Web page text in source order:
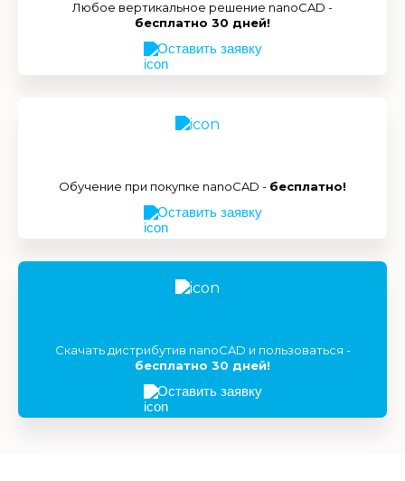
Любое вертикальное решение nanoCAD -
бесплатно 30 дней!
Оставить заявку
Обучение при покупке nanoCAD - бесплатно!
Оставить заявку
Скачать дистрибутив nanoCAD и пользоваться -
бесплатно 30 дней!
Оставить заявку